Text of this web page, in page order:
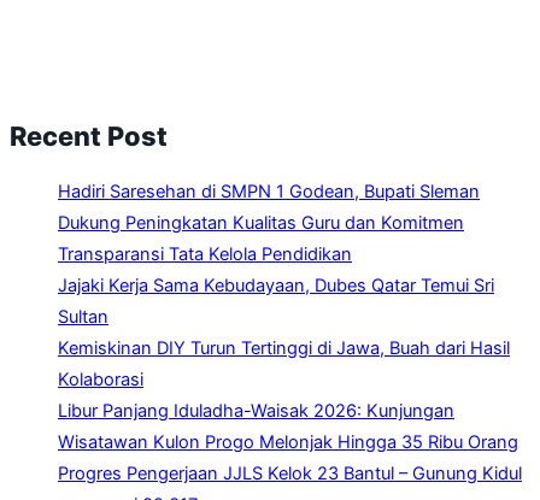
Recent Post
Hadiri Saresehan di SMPN 1 Godean, Bupati Sleman
Dukung Peningkatan Kualitas Guru dan Komitmen
Transparansi Tata Kelola Pendidikan
Jajaki Kerja Sama Kebudayaan, Dubes Qatar Temui Sri
Sultan
Kemiskinan DIY Turun Tertinggi di Jawa, Buah dari Hasil
Kolaborasi
Libur Panjang Iduladha-Waisak 2026: Kunjungan
Wisatawan Kulon Progo Melonjak Hingga 35 Ribu Orang
Progres Pengerjaan JJLS Kelok 23 Bantul – Gunung Kidul